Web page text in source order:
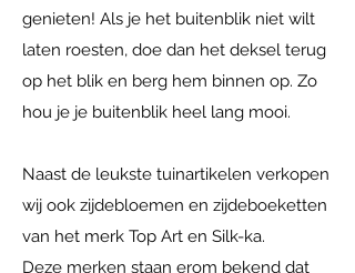
genieten! Als je het buitenblik niet wilt
laten roesten, doe dan het deksel terug
op het blik en berg hem binnen op. Zo
hou je je buitenblik heel lang mooi.
Naast de leukste tuinartikelen verkopen
wij ook zijdebloemen en zijdeboeketten
van het merk Top Art en Silk-ka.
Deze merken staan erom bekend dat